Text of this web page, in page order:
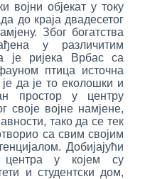
војни објекат у току
до краја двадесетог
Због богатства
у различитим
је ријека Врбас са
птица источна
да је то еколошки и
простор у центру
своје војне намјене,
тако да се тек
са свим својим
Добијајући
центра у којем су
и студентски дом,